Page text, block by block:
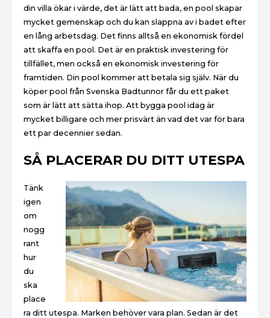
din villa ökar i värde, det är lätt att bada, en pool skapar
mycket gemenskap och du kan slappna av i badet efter
en lång arbetsdag. Det finns alltså en ekonomisk fördel
att skaffa en pool. Det är en praktisk investering för
tillfället, men också en ekonomisk investering för
framtiden. Din pool kommer att betala sig själv. När du
köper pool från Svenska Badtunnor får du ett paket
som är lätt att sätta ihop. Att bygga pool idag är
mycket billigare och mer prisvärt än vad det var för bara
ett par decennier sedan.
SÅ PLACERAR DU DITT UTESPA
Tänk
igen
om
nogg
rant
hur
du
ska
place
ra ditt utespa. Marken behöver vara plan. Sedan är det